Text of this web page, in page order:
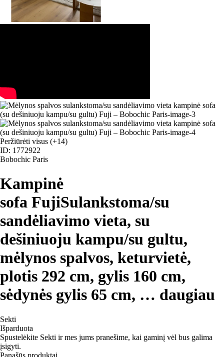
Peržiūrėti visus (+14)
ID: 1772922
Bobochic Paris
Kampinė
sofa FujiSulankstoma/su
sandėliavimo vieta, su
dešiniuoju kampu/su gultu,
mėlynos spalvos, keturvietė,
plotis 292 cm, gylis 160 cm,
sėdynės gylis 65 cm, … daugiau
Sekti
Išparduota
Spustelėkite Sekti ir mes jums pranešime, kai gaminį vėl bus galima
įsigyti.
Panašūs produktai